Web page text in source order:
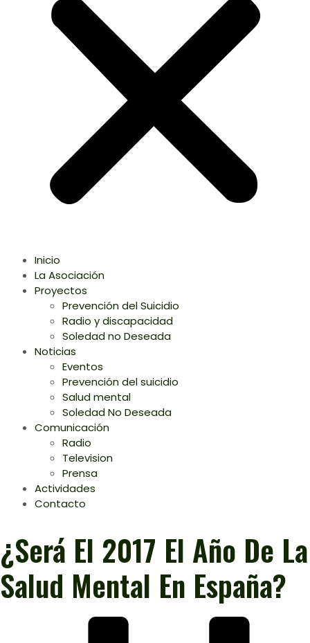
Inicio
La Asociación
Proyectos
Prevención del Suicidio
Radio y discapacidad
Soledad no Deseada
Noticias
Eventos
Prevención del suicidio
Salud mental
Soledad No Deseada
Comunicación
Radio
Television
Prensa
Actividades
Contacto
¿Será El 2017 El Año De La
Salud Mental En España?